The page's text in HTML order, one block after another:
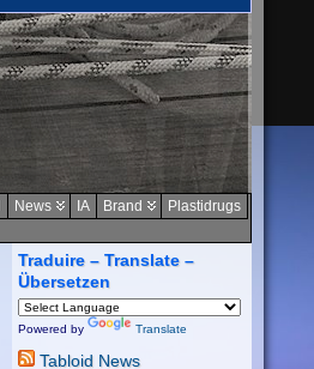
News IA Brand
Plastidrugs
Traduire – Translate –
Übersetzen
Powered by Translate
Tabloid News